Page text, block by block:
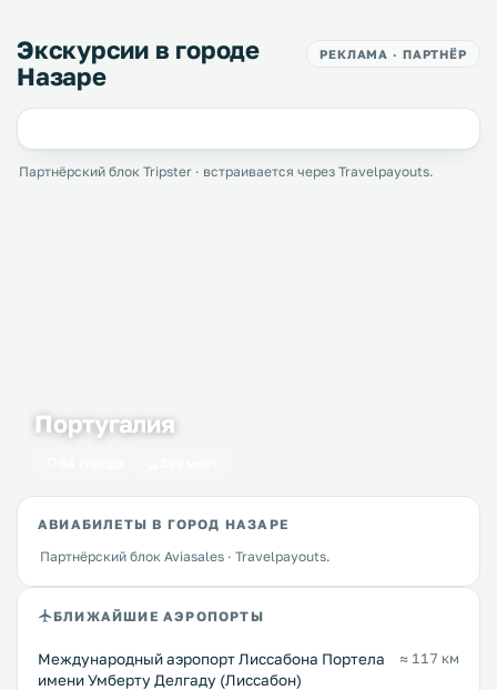
Экскурсии в городе
Назаре
РЕКЛАМА · ПАРТНЁР
Партнёрский блок Tripster · встраивается через Travelpayouts.
Португалия
АВИАБИЛЕТЫ В ГОРОД НАЗАРЕ
Партнёрский блок Aviasales · Travelpayouts.
БЛИЖАЙШИЕ АЭРОПОРТЫ
Международный аэропорт Лиссабона Портела
имени Умберту Делгаду (Лиссабон)
≈ 117 км